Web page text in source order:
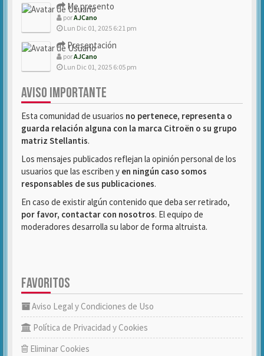
Me presento
porAJCano
Lun Dic 01, 2025 6:21 pm
Presentación
porAJCano
Lun Dic 01, 2025 6:05 pm
AVISO IMPORTANTE
Esta comunidad de usuarios no pertenece, representa o
guarda relación alguna con la marca Citroën o su grupo
matriz Stellantis.
Los mensajes publicados reflejan la opinión personal de los
usuarios que las escriben y en ningún caso somos
responsables de sus publicaciones.
En caso de existir algún contenido que deba ser retirado,
por favor, contactar con nosotros. El equipo de
moderadores desarrolla su labor de forma altruista.
FAVORITOS
Aviso Legal y Condiciones de Uso
Política de Privacidad y Cookies
Eliminar Cookies